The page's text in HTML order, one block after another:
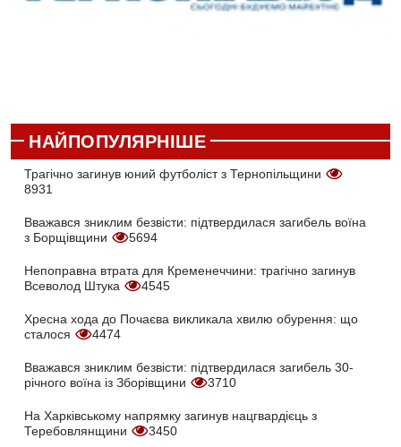
НАЙПОПУЛЯРНІШЕ
Трагічно загинув юний футболіст з Тернопільщини
8931
Вважався зниклим безвісти: підтвердилася загибель воїна
з Борщівщини
5694
Непоправна втрата для Кременеччини: трагічно загинув
Всеволод Штука
4545
Хресна хода до Почаєва викликала хвилю обурення: що
сталося
4474
Вважався зниклим безвісти: підтвердилася загибель 30-
річного воїна із Зборівщини
3710
На Харківському напрямку загинув нацгвардієць з
Теребовлянщини
3450